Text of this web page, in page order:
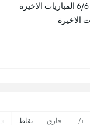
+/- فارق نقاط